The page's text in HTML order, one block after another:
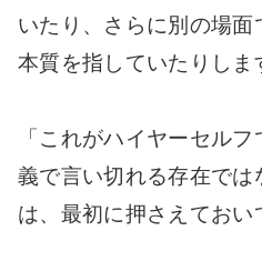
いたり、さらに別の場
本質を指していたりしま
「これがハイヤーセル
義で言い切れる存在では
は、最初に押さえておい